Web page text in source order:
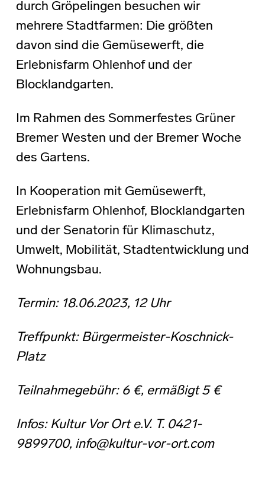
durch Gröpelingen besuchen wir
mehrere Stadtfarmen: Die größten
davon sind die Gemüsewerft, die
Erlebnisfarm Ohlenhof und der
Blocklandgarten.
Im Rahmen des Sommerfestes Grüner
Bremer Westen und der Bremer Woche
des Gartens.
In Kooperation mit Gemüsewerft,
Erlebnisfarm Ohlenhof, Blocklandgarten
und der Senatorin für Klimaschutz,
Umwelt, Mobilität, Stadtentwicklung und
Wohnungsbau.
Termin: 18.06.2023, 12 Uhr
Treffpunkt: Bürgermeister-Koschnick-
Platz
Teilnahmegebühr: 6 €, ermäßigt 5 €
Infos: Kultur Vor Ort e.V. T. 0421-
9899700, info@kultur-vor-ort.com